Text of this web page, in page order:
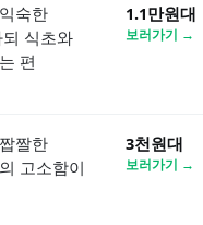
숙한
식초와
편
1.1만원대
보러가기 →
짤한
고소함이
3천원대
보러가기 →